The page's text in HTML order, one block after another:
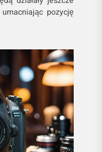
pozycję